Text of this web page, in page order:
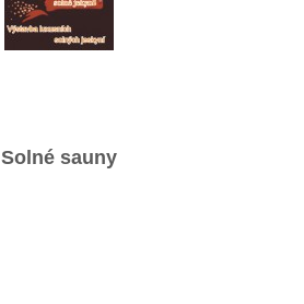
Solné sauny